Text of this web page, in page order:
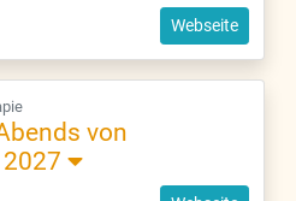
Webseite
von
2027